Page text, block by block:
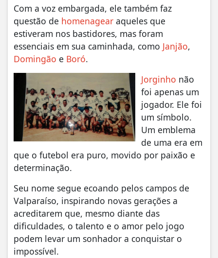
Com a voz embargada, ele também faz
questão de homenagear aqueles que
estiveram nos bastidores, mas foram
essenciais em sua caminhada, como Janjão,
Domingão e Boró.
Jorginho não
foi apenas um
jogador. Ele foi
um símbolo.
Um emblema
de uma era em
que o futebol era puro, movido por paixão e
determinação.
Seu nome segue ecoando pelos campos de
Valparaíso, inspirando novas gerações a
acreditarem que, mesmo diante das
dificuldades, o talento e o amor pelo jogo
podem levar um sonhador a conquistar o
impossível.